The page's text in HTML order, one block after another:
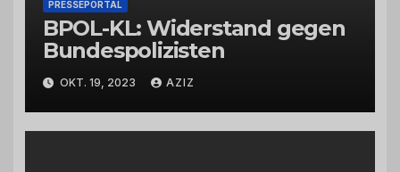
PRESSEPORTAL
BPOL-KL: Widerstand gegen
Bundespolizisten
OKT. 19, 2023 AZIZ